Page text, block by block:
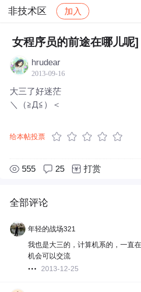
非技术区 加入
社区 非技术区 帖子详情
女程序员的前途在哪儿呢]
hrudear
2013-09-16
大三了好迷茫
＼（≧Д≦）＜
给本帖投票
555 25 打赏
全部评论
年轻的战场321
我也是大三的，计算机系的，一直
机会可以交流
2013-12-25